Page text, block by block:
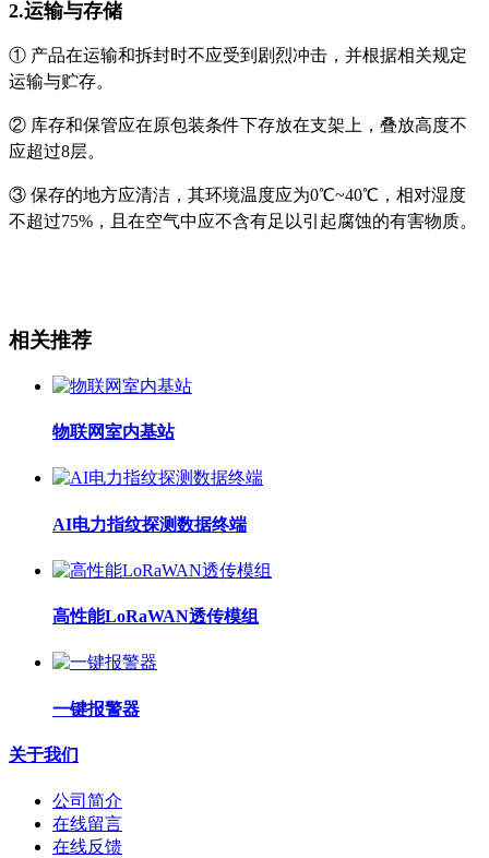
2.运输与存储
① 产品在运输和拆封时不应受到剧烈冲击，并根据相关规定
运输与贮存。
② 库存和保管应在原包装条件下存放在支架上 ，叠放高度不
应超过8层。
③ 保存的地方应清洁，其环境温度应为0℃~40℃，相对湿度
不超过75%，
且在空气中应不含有足以引起腐蚀的有害物质。
相关推荐
物联网室内基站
AI电力指纹探测数据终端
高性能LoRaWAN透传模组
一键报警器
关于我们
公司简介
在线留言
在线反馈